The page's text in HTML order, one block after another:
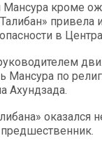
Мансура кроме
привела
в
Мансура по
Ахундзада.
оказался
предшественник.